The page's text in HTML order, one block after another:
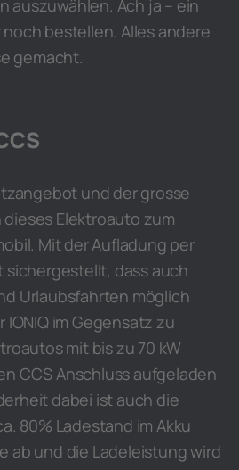
auszuwählen. Ach ja – ein
bestellen. Alles andere
gemacht.
und der grosse
Elektroauto zum
Mit der Aufladung per
sichergestellt, dass auch
Urlaubsfahrten möglich
IONIQ im Gegensatz zu
mit bis zu 70 kW
CCS Anschluss aufgeladen
dabei ist auch die
80% Ladestand im Akku
ab und die Ladeleistung wird